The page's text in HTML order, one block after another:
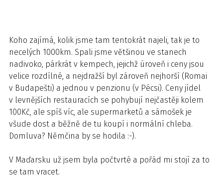
Koho zajímá, kolik jsme tam tentokrát najeli, tak je to
necelých 1000km. Spali jsme většinou ve stanech
nadivoko, párkrát v kempech, jejichž úroveň i ceny jsou
velice rozdílné, a nejdražší byl zároveň nejhorší (Romai
v Budapešti) a jednou v penzionu (v Pécsi). Ceny jídel
v levnějších restauracích se pohybují nejčastěji kolem
100Kč, ale spíš víc, ale supermarketů a sámošek je
všude dost a běžně de tu koupí i normální chleba.
Domluva? Němčina by se hodila :-).
V Maďarsku už jsem byla počtvrté a pořád mi stojí za to
se tam vracet.